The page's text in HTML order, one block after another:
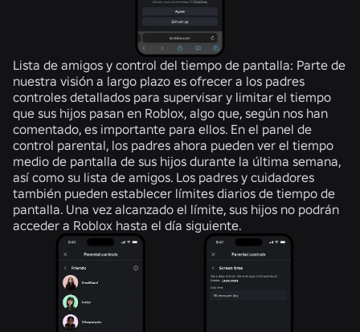
Lista de amigos y control del tiempo de pantalla: Parte de
nuestra visión a largo plazo es ofrecer a los padres
controles detallados para supervisar y limitar el tiempo
que sus hijos pasan en Roblox, algo que, según nos han
comentado, es importante para ellos. En el panel de
control parental, los padres ahora pueden ver el tiempo
medio de pantalla de sus hijos durante la última semana,
así como su lista de amigos. Los padres y cuidadores
también pueden establecer límites diarios de tiempo de
pantalla. Una vez alcanzado el límite, sus hijos no podrán
acceder a Roblox hasta el día siguiente.